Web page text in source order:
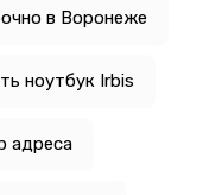
в Воронеже
ноутбук Irbis
адреса